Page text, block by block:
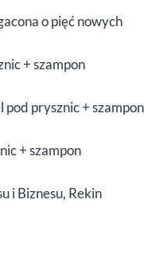
o pięć nowych
+ szampon
pod prysznic + szampon
+ szampon
i Biznesu, Rekin